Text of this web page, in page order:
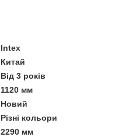
Intex
Китай
Від 3 років
1120 мм
Новий
Різні кольори
2290 мм